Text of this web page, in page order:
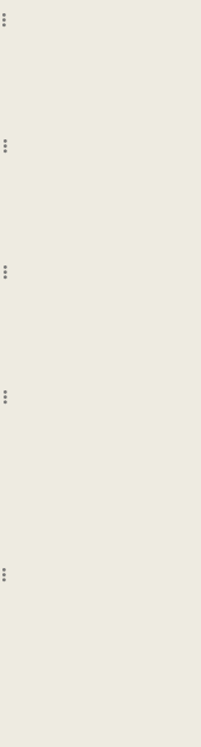
more_vert
more_vert
more_vert
more_vert
more_vert